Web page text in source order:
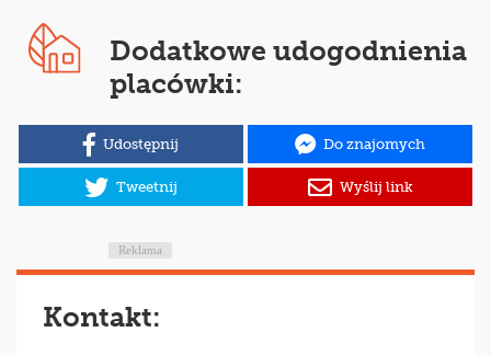
Dodatkowe udogodnienia
placówki:
Udostępnij Do znajomych
Tweetnij Wyślij link
Reklama
Kontakt: